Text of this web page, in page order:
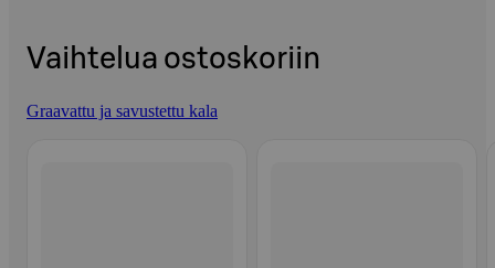
Vaihtelua ostoskoriin
Graavattu ja savustettu kala